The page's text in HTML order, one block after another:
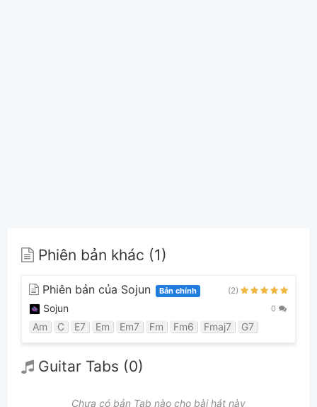
Phiên bản khác (1)
Phiên bản của Sojun Bản chính (2)
Sojun 0
Am C E7 Em Em7 Fm Fm6 Fmaj7 G7
Guitar Tabs (0)
Chưa có bản Tab nào cho bài hát này